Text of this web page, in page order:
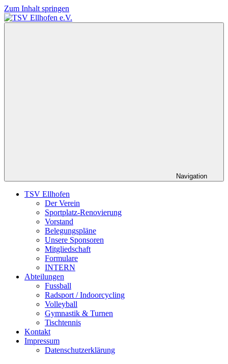
Zum Inhalt springen
Navigation
TSV Ellhofen
Der Verein
Sportplatz-Renovierung
Vorstand
Belegungspläne
Unsere Sponsoren
Mitgliedschaft
Formulare
INTERN
Abteilungen
Fussball
Radsport / Indoorcycling
Volleyball
Gymnastik & Turnen
Tischtennis
Kontakt
Impressum
Datenschutzerklärung